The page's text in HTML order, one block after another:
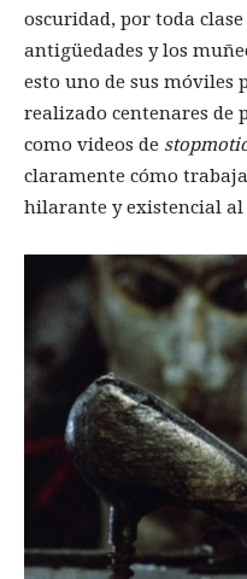
oscuridad, por toda
antigüedades y los
esto uno de sus
realizado centenares de
como videos de
claramente cómo
hilarante y existencial